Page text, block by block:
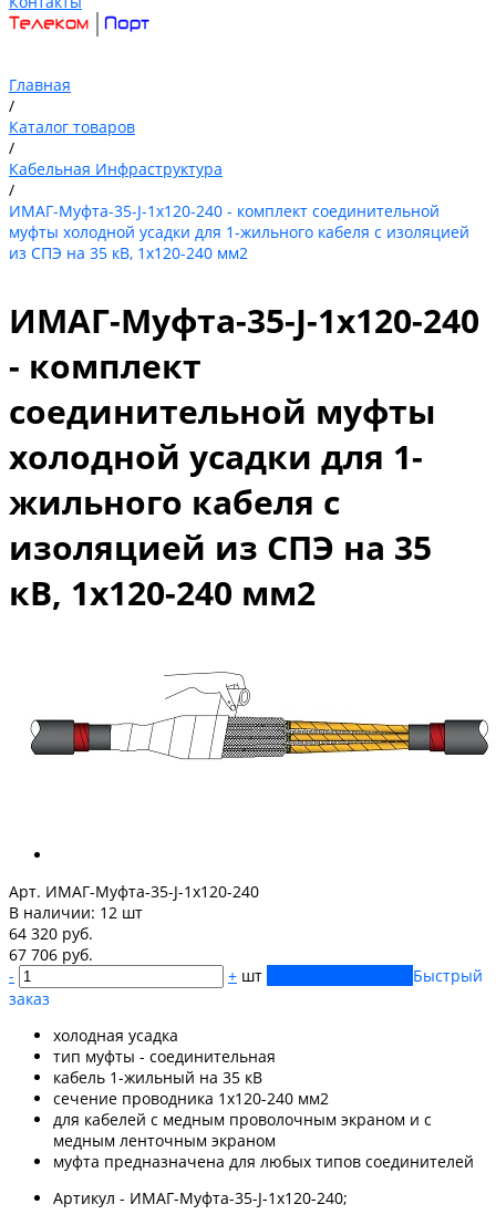
Главная
/
Каталог товаров
/
Кабельная Инфраструктура
/
ИМАГ-Муфта-35-J-1х120-240 - комплект соединительной
муфты холодной усадки для 1-жильного кабеля с изоляцией
из СПЭ на 35 кВ, 1х120-240 мм2
ИМАГ-Муфта-35-J-1х120-240
- комплект
соединительной муфты
холодной усадки для 1-
жильного кабеля с
изоляцией из СПЭ на 35
кВ, 1х120-240 мм2
Арт. ИМАГ-Муфта-35-J-1х120-240
В наличии: 12 шт
64 320 руб.
67 706 руб.
-
+ шт
Быстрый
заказ
холодная усадка
тип муфты - соединительная
кабель 1-жильный на 35 кВ
сечение проводника 1x120-240 мм2
для кабелей с медным проволочным экраном и с
медным ленточным экраном
муфта предназначена для любых типов соединителей
Артикул - ИМАГ-Муфта-35-J-1х120-240;